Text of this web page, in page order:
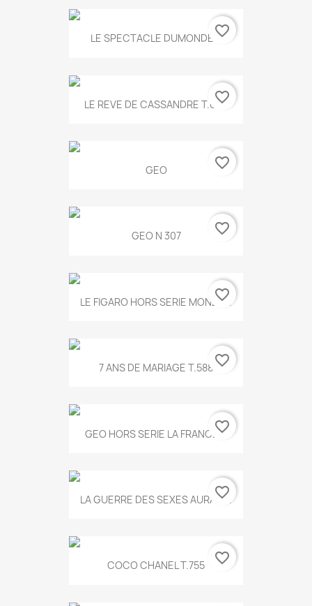
LE SPECTACLE DUMONDE...favorite_border
LE REVE DE CASSANDRE T.634
favorite_border
GEO favorite_border
GEO N 307 favorite_border
LE FIGARO HORS SERIE MONET...
favorite_border
7 ANS DE MARIAGE T.588 favorite_border
GEO HORS SERIE LA FRANCE...
favorite_border
LA GUERRE DES SEXES AURA T...
favorite_border
COCO CHANEL T.755 favorite_border